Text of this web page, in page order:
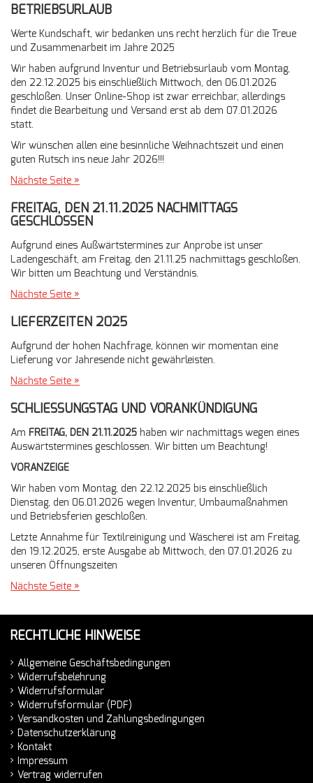
BETRIEBSURLAUB
Werte Kundschaft, wir bedanken uns recht herzlich für die Treue
und Zusammenarbeit im Jahre 2025
Wir haben aufgrund Inventur und Betriebsurlaub vom Montag,
den 22.12.2025 bis einschließlich Mittwoch, den 06.01.2026
geschloßen. Unser Online-Shop ist zwar erreichbar, allerdings
findet die Bearbeitung und Versand erst ab dem 07.01.2026
statt.
Wir wünschen allen eine besinnliche Weihnachtszeit und einen
guten Rutsch ins neue Jahr 2026!!!
Nächste Seite »
FREITAG, DEN 21.11.2025 NACHMITTAGS
GESCHLOSSEN
Aufgrund eines Außwärtstermines zur Anprobe ist unser
Ladengeschäft, am Freitag, den 21.11.25 nachmittags geschloßen.
Wir bitten um Beachtung und Verständnis.
Nächste Seite »
LIEFERZEITEN 2025
Aufgrund der hohen Nachfrage, können wir momentan eine
Lieferung vor Jahresende nicht gewährleisten.
Nächste Seite »
SCHLIESSUNGSTAG UND VORANKÜNDIGUNG
Am FREITAG, DEN 21.11.2025 haben wir nachmittags wegen eines
Auswärtstermines geschlossen. Wir bitten um Beachtung!
VORANZEIGE
Wir haben vom Montag, den 22.12.2025 bis einschließlich
Dienstag, den 06.01.2026 wegen Inventur, Umbaumaßnahmen
und Betriebsferien geschloßen.
Letzte Annahme für Textilreinigung und Wäscherei ist am Freitag,
den 19.12.2025, erste Ausgabe ab Mittwoch, den 07.01.2026 zu
unseren Öffnungszeiten
Nächste Seite »
RECHTLICHE HINWEISE
Allgemeine Geschäftsbedingungen
Widerrufsbelehrung
Widerrufsformular
Widerrufsformular (PDF)
Versandkosten und Zahlungsbedingungen
Datenschutzerklärung
Kontakt
Impressum
Vertrag widerrufen